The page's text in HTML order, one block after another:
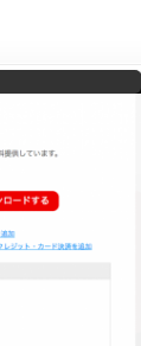
へ…まずはご相談く